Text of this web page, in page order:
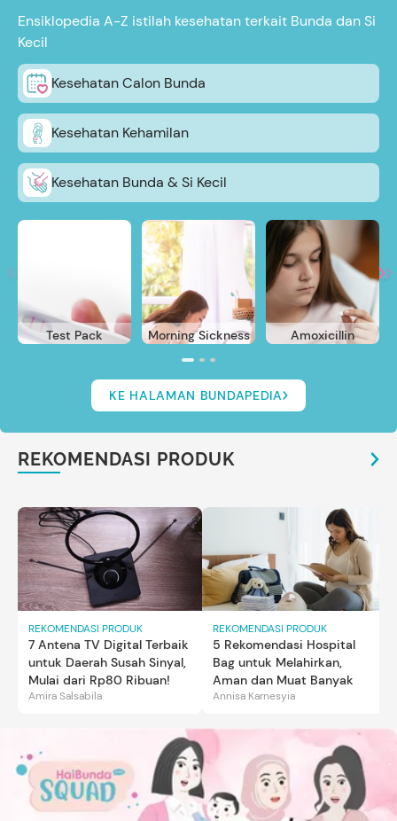
Ensiklopedia A-Z istilah kesehatan terkait Bunda dan Si
Kecil
Kesehatan Calon Bunda
Kesehatan Kehamilan
Kesehatan Bunda & Si Kecil
Test Pack Morning Sickness Amoxicillin
KE HALAMAN BUNDAPEDIA
REKOMENDASI PRODUK
REKOMENDASI PRODUK
7 Antena TV Digital Terbaik
untuk Daerah Susah Sinyal,
Mulai dari Rp80 Ribuan!
Amira Salsabila
REKOMENDASI PRODUK
5 Rekomendasi Hospital
Bag untuk Melahirkan,
Aman dan Muat Banyak
Annisa Karnesyia